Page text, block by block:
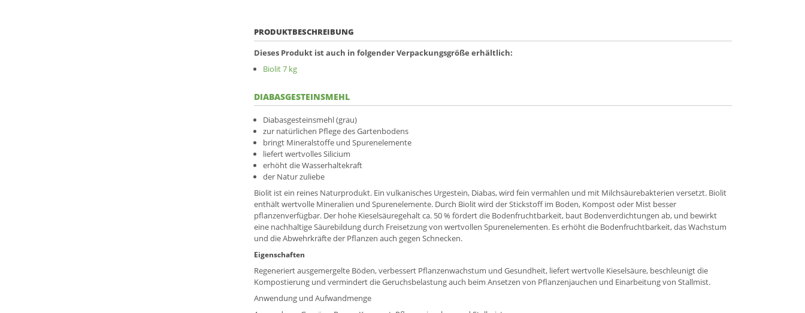
PRODUKTBESCHREIBUNG
Dieses Produkt ist auch in folgender Verpackungsgröße erhältlich:
Biolit 7 kg
DIABASGESTEINSMEHL
Diabasgesteinsmehl (grau)
zur natürlichen Pflege des Gartenbodens
bringt Mineralstoffe und Spurenelemente
liefert wertvolles Silicium
erhöht die Wasserhaltekraft
der Natur zuliebe
Biolit ist ein reines Naturprodukt. Ein vulkanisches Urgestein, Diabas, wird fein vermahlen und mit Milchsäurebakterien versetzt. Biolit
enthält wertvolle Mineralien und Spurenelemente. Durch Biolit wird der Stickstoff im Boden, Kompost oder Mist besser
pflanzenverfügbar. Der hohe Kieselsäuregehalt ca. 50 % fördert die Bodenfruchtbarkeit, baut Bodenverdichtungen ab, und bewirkt
eine nachhaltige Säurebildung durch Freisetzung von wertvollen Spurenelementen. Es erhöht die Bodenfruchtbarkeit, das Wachstum
und die Abwehrkräfte der Pflanzen auch gegen Schnecken.
Eigenschaften
Regeneriert ausgemergelte Böden, verbessert Pflanzenwachstum und Gesundheit, liefert wertvolle Kieselsäure, beschleunigt die
Kompostierung und vermindert die Geruchsbelastung auch beim Ansetzen von Pflanzenjauchen und Einarbeitung von Stallmist.
Anwendung und Aufwandmenge